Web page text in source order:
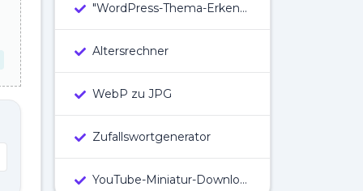
"WordPress-Thema-Erkennung
Altersrechner
WebP zu JPG
Zufallswortgenerator
YouTube-Miniatur-Downloader